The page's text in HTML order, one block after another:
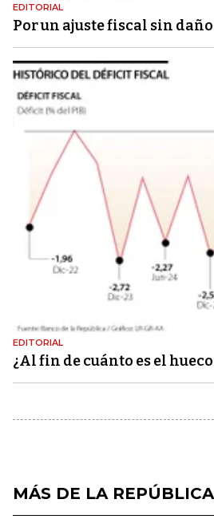
EDITORIAL
Por un ajuste fiscal sin
EDITORIAL
¿Al fin de cuánto es el
MÁS DE LA REPÚBLICA